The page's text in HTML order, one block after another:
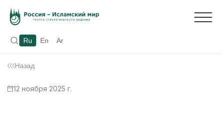
Ru En Ar
Назад
12 ноября 2025 г.